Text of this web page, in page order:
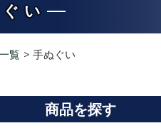
い
覧 > 手ぬぐい
商品を探す